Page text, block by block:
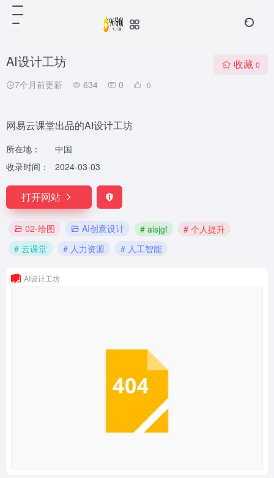
AI设计工坊
7个月前更新 634 0 0
收藏 0
网易云课堂出品的AI设计工坊
所在地：
中国
收录时间：
2024-03-03
打开网站
02-绘图 AI创意设计 # aisjgf
# 个人提升
# 云课堂
# 人力资源 # 人工智能
AI设计工坊